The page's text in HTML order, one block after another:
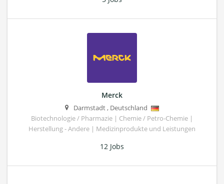
Merck
Darmstadt, Deutschland
Biotechnologie / Pharmazie | Chemie / Petro-Chemie |
Herstellung - Andere | Medizinprodukte und Leistungen
12 Jobs